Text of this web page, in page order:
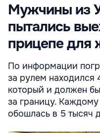
Мужчины из
пытались
прицепе для
По информации
за рулем находился
который и должен
за границу.
обошлась в 5 тысяч